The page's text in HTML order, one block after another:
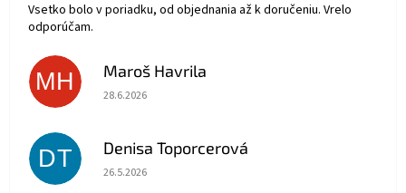
Vsetko bolo v poriadku, od objednania až k doručeniu. Vrelo
odporúčam.
MH Maroš Havrila
Hodnotenie obchodu je 5 z 5 hviezdičiek.
28.6.2026
DT Denisa Toporcerová
Hodnotenie obchodu je 5 z 5 hviezdičiek.
26.5.2026